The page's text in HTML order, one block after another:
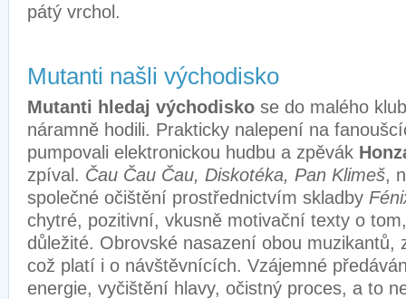
pátý vrchol.
Mutanti našli východisko
Mutanti hledaj východisko se do malého
náramně hodili. Prakticky nalepení na
pumpovali elektronickou hudbu a zpěvák
zpíval. Čau Čau Čau, Diskotéka, Pan Klimeš,
společné očištění prostřednictvím skladby
chytré, pozitivní, vkusně motivační texty o
důležité. Obrovské nasazení obou muzikantů,
což platí i o návštěvnících. Vzájemné
energie, vyčištění hlavy, očistný proces, a to